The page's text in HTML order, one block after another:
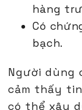
hàng
Có
bạch.
Người dùng
cảm thấy
có thể xây